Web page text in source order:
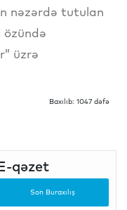
nəzərdə tutulan
üzrə
Baxılıb: 1047 dəfə
qəzet
Son Buraxılış